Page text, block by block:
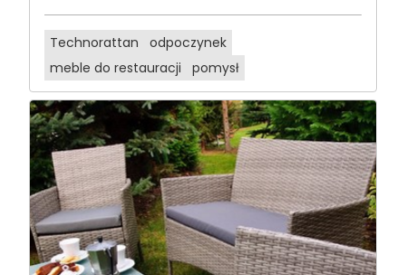
Technorattan
odpoczynek
meble do restauracji
pomysł